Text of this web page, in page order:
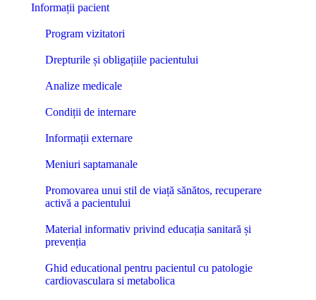
Informații pacient
Program vizitatori
Drepturile și obligațiile pacientului
Analize medicale
Condiții de internare
Informații externare
Meniuri saptamanale
Promovarea unui stil de viață sănătos, recuperare
activă a pacientului
Material informativ privind educația sanitară și
prevenția
Ghid educational pentru pacientul cu patologie
cardiovasculara si metabolica